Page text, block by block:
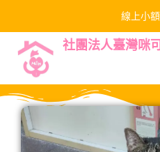
線上小
社團法人臺灣咪